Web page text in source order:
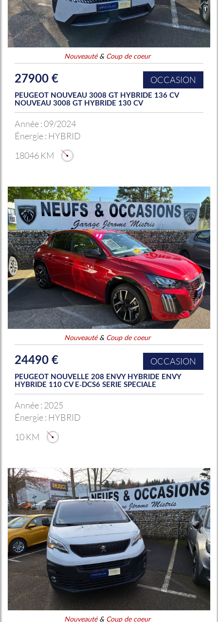
Nouveauté& Coup de coeur
27900 € OCCASION
PEUGEOT NOUVEAU 3008 GT HYBRIDE 136 CV
NOUVEAU 3008 GT HYBRIDE 130 CV
Année :09/2024
Énergie : HYBRID
18046 KM
Nouveauté& Coup de coeur
24490 € OCCASION
PEUGEOT NOUVELLE 208 ENVY HYBRIDE ENVY
HYBRIDE 110 CV E-DCS6 SERIE SPECIALE
Année : 2025
Énergie : HYBRID
10 KM
Nouveauté& Coup de coeur